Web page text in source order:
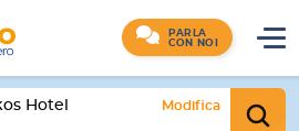
PARLA
CON NOI
Hotel
Modifica